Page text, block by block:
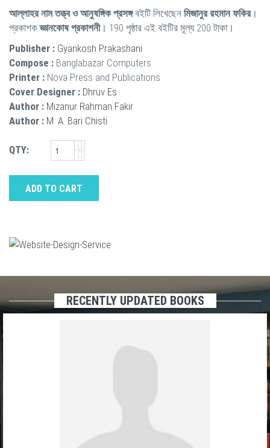
আল্লাহর নাম তত্ত্ব ও আনুষঙ্গিক প্রসঙ্গবইটি লিখেছেন মিজানুর রহমান ফকির।
প্রকাশকজ্ঞানকোষ প্রকাশনী। 190 পৃষ্ঠার এই বইটির মূল্য 200 টাকা।
Publisher : Gyankosh Prakashani
Compose : Banglabazar Computers
Printer : Nova Press and Publications
Cover Designer : Dhruv Es
Author : Mizanur Rahman Fakir
Author : M. A. Bari Chisti
QTY:
ADD TO CART
RECENTLY UPDATED BOOKS